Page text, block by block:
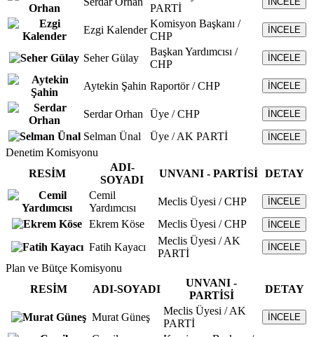
PARTİ
Ezgi Kalender
Komisyon Başkanı /
CHP
İNCELE
Seher Gülay
Başkan Yardımcısı /
CHP
İNCELE
Aytekin Şahin Raportör / CHP İNCELE
Serdar Orhan Üye / CHP İNCELE
Selman Ünal Üye / AK PARTİ İNCELE
Denetim Komisyonu
RESİM
ADI-
SOYADI
UNVANI - PARTİSİ DETAY
Cemil
Yardımcısı
Meclis Üyesi / CHP İNCELE
Ekrem Köse Meclis Üyesi / CHP İNCELE
Fatih Kayacı
Meclis Üyesi / AK
PARTİ
İNCELE
Plan ve Bütçe Komisyonu
RESİM
ADI-SOYADI
UNVANI -
PARTİSİ
DETAY
Murat Güneş
Meclis Üyesi / AK
PARTİ
İNCELE